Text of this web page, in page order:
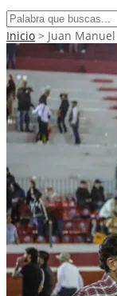
Inicio > Juan